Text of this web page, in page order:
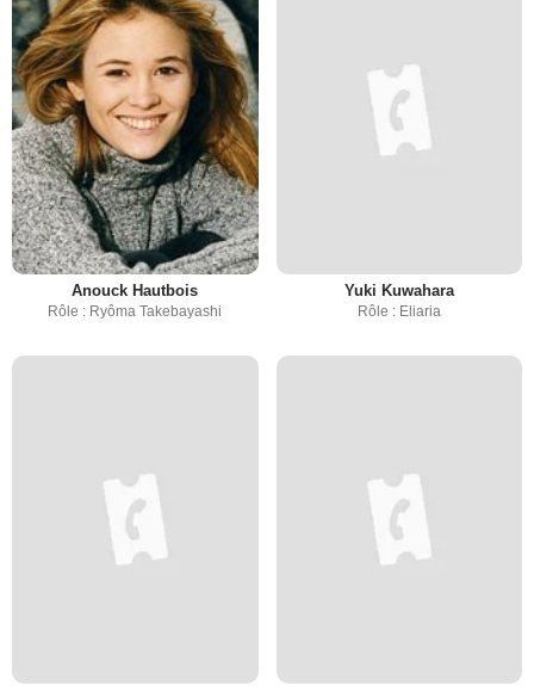
Anouck Hautbois
Rôle : Ryôma Takebayashi
Yuki Kuwahara
Rôle : Eliaria